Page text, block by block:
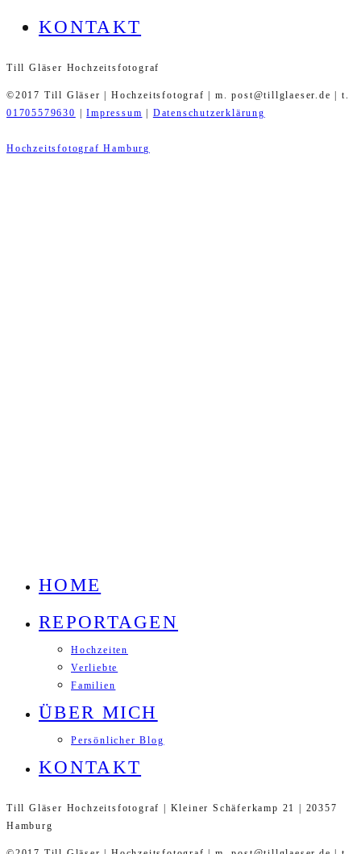
KONTAKT
Till Gläser Hochzeitsfotograf
©2017 Till Gläser | Hochzeitsfotograf | m. post@tillglaeser.de | t.
01705579630
|Impressum Datenschutzerklärung
Hochzeitsfotograf Hamburg
HOME
REPORTAGEN
Hochzeiten
Verliebte
Familien
ÜBER MICH
Persönlicher Blog
KONTAKT
Till Gläser Hochzeitsfotograf | Kleiner Schäferkamp 21 | 20357
Hamburg